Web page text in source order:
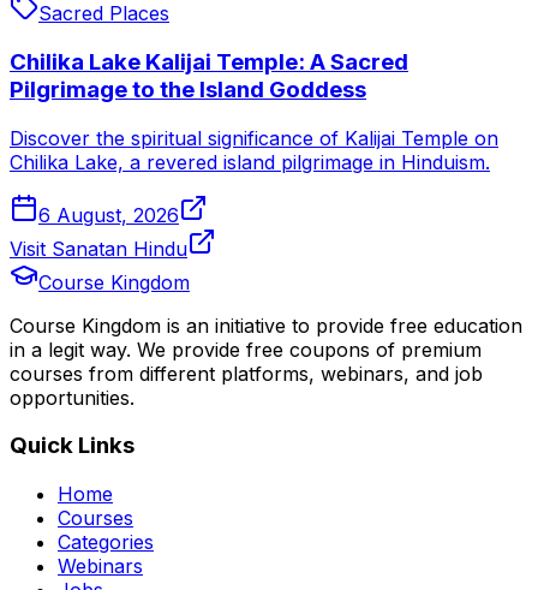
Sacred Places
Chilika Lake Kalijai Temple: A Sacred
Pilgrimage to the Island Goddess
Discover the spiritual significance of Kalijai Temple on
Chilika Lake, a revered island pilgrimage in Hinduism.
6 August, 2026
Visit Sanatan Hindu
Course Kingdom
Course Kingdom is an initiative to provide free education
in a legit way. We provide free coupons of premium
courses from different platforms, webinars, and job
opportunities.
Quick Links
Home
Courses
Categories
Webinars